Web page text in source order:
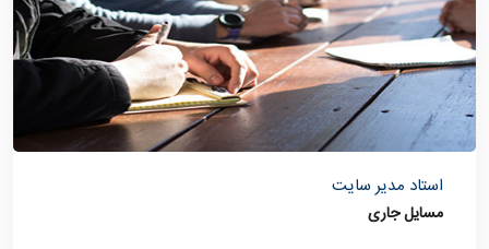
استاد مدیر سایت
مسایل جاری